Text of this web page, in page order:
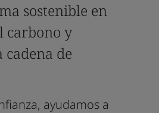
sostenible en
carbono y
de
ayudamos a